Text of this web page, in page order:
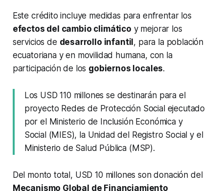
Este crédito incluye medidas para enfrentar los
efectos del cambio climático y mejorar los
servicios de desarrollo infantil, para la población
ecuatoriana y en movilidad humana, con la
participación de los gobiernos locales.
Los USD 110 millones se destinarán para el
proyecto Redes de Protección Social ejecutado
por el Ministerio de Inclusión Económica y
Social (MIES), la Unidad del Registro Social y el
Ministerio de Salud Pública (MSP).
Del monto total, USD 10 millones son donación del
Mecanismo Global de Financiamiento